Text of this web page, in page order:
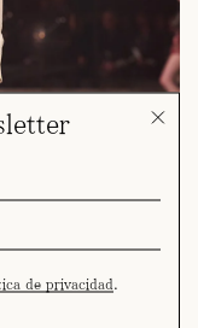
de privacidad